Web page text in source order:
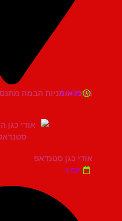
מרכז אומניות הבמה מתנס פרדס
21:30
אודי כגן סטנדאפ
יום ו'